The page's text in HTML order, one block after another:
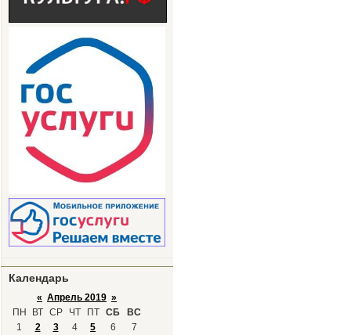
Календарь
« Апрель 2019 »
ПН
ВТ СР ЧТ ПТ СБ
ВС
1
2 3 4 5 6
7